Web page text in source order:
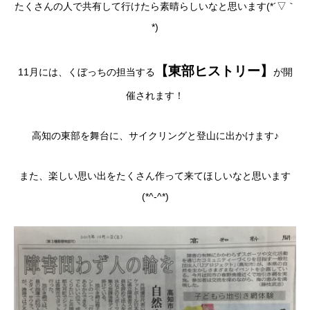
たくさんの人で共有して行けたら素晴らしいなと思います(*´▽｀
*)
11月には、くぼっちの担当する 【東部ヒストリー】 が開
催されます！
高知の東部を舞台に、サイクリングと登山に出かけます♪
また、楽しい思い出をたくさん作って来てほしいなと思います
(*^-^*)